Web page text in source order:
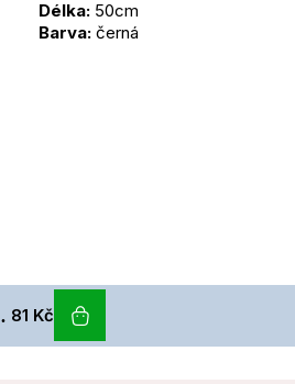
Délka: 50cm
Barva: černá
black 81 Kč